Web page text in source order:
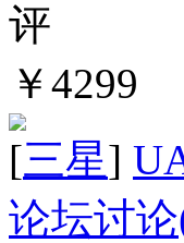
评
￥4299
[三星]
论坛讨